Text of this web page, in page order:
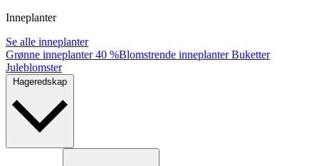
Inneplanter
Se alle inneplanter
Grønne inneplanter40 %Blomstrende inneplanterBuketter
Juleblomster